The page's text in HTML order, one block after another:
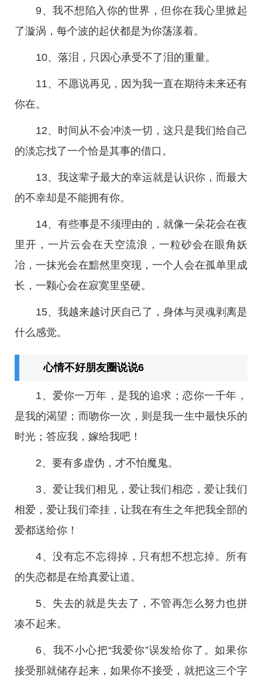
9、我不想陷入你的世界，但你在我心里掀起
了漩涡，每个波的起伏都是为你荡漾着。
10、落泪，只因心承受不了泪的重量。
11、不愿说再见，因为我一直在期待未来还有
你在。
12、时间从不会冲淡一切，这只是我们给自己
的淡忘找了一个恰是其事的借口。
13、我这辈子最大的幸运就是认识你，而最大
的不幸却是不能拥有你。
14、有些事是不须理由的，就像一朵花会在夜
里开，一片云会在天空流浪，一粒砂会在眼角妖
冶，一抹光会在黯然里突现，一个人会在孤单里成
长，一颗心会在寂寞里坚硬。
15、我越来越讨厌自己了，身体与灵魂剥离是
什么感觉。
心情不好朋友圈说说6
1、爱你一万年，是我的追求；恋你一千年，
是我的渴望；而吻你一次，则是我一生中最快乐的
时光；答应我，嫁给我吧！
2、要有多虚伪，才不怕魔鬼。
3、爱让我们相见，爱让我们相恋，爱让我们
相爱，爱让我们牵挂，让我在有生之年把我全部的
爱都送给你！
4、没有忘不忘得掉，只有想不想忘掉。所有
的失恋都是在给真爱让道。
5、失去的就是失去了，不管再怎么努力也拼
凑不起来。
6、我不小心把“我爱你”误发给你了。如果你
接受那就储存起来，如果你不接受，就把这三个字